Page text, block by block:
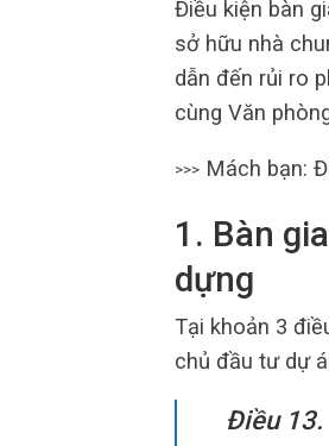
Điều kiện bàn
sở hữu nhà
dẫn đến rủi ro
cùng Văn
>>> Mách bạn:
1. Bàn
dựng
Tại khoản 3
chủ đầu tư dự
Điều 13.